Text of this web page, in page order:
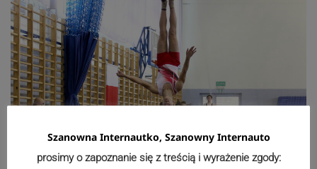
Szanowna Internautko, Szanowny Internauto
prosimy o zapoznanie się z treścią i wyrażenie zgody: